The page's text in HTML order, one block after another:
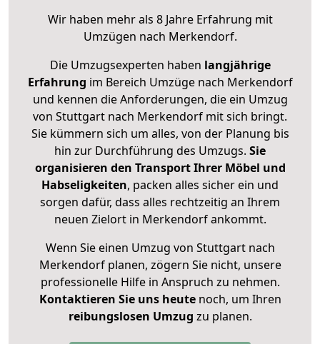
Wir haben mehr als 8 Jahre Erfahrung mit
Umzügen nach Merkendorf.
Die Umzugsexperten haben langjährige
Erfahrung im Bereich Umzüge nach Merkendorf
und kennen die Anforderungen, die ein Umzug
von Stuttgart nach Merkendorf mit sich bringt.
Sie kümmern sich um alles, von der Planung bis
hin zur Durchführung des Umzugs. Sie
organisieren den Transport Ihrer Möbel und
Habseligkeiten, packen alles sicher ein und
sorgen dafür, dass alles rechtzeitig an Ihrem
neuen Zielort in Merkendorf ankommt.
Wenn Sie einen Umzug von Stuttgart nach
Merkendorf planen, zögern Sie nicht, unsere
professionelle Hilfe in Anspruch zu nehmen.
Kontaktieren Sie uns heutenoch, um Ihren
reibungslosen Umzug zu planen.